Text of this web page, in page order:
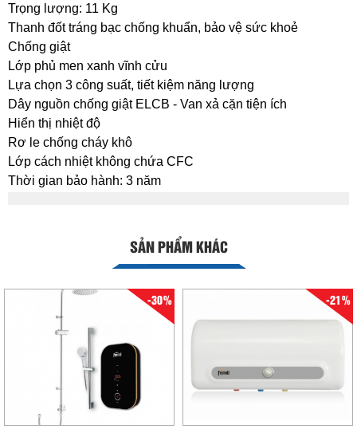
Trọng lượng: 11 Kg
Thanh đốt tráng bạc chống khuẩn, bảo vệ sức khoẻ
Chống giật
Lớp phủ men xanh vĩnh cửu
Lựa chọn 3 công suất, tiết kiệm năng lượng
Dây nguồn chống giật ELCB - Van xả cặn tiện ích
Hiển thị nhiệt độ
Rơ le chống cháy khô
Lớp cách nhiệt không chứa CFC
Thời gian bảo hành: 3 năm
SẢN PHẨM KHÁC
-30% -21%